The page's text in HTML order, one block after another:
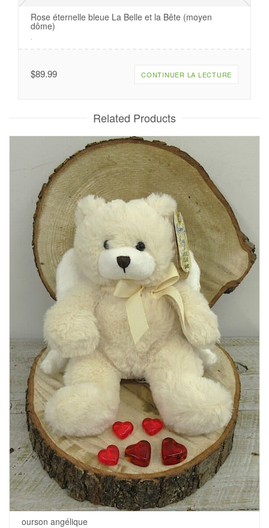
Rose éternelle bleue La Belle et la Bête (moyen
dôme)
$89.99 CONTINUER LA LECTURE
Related Products
ourson angélique